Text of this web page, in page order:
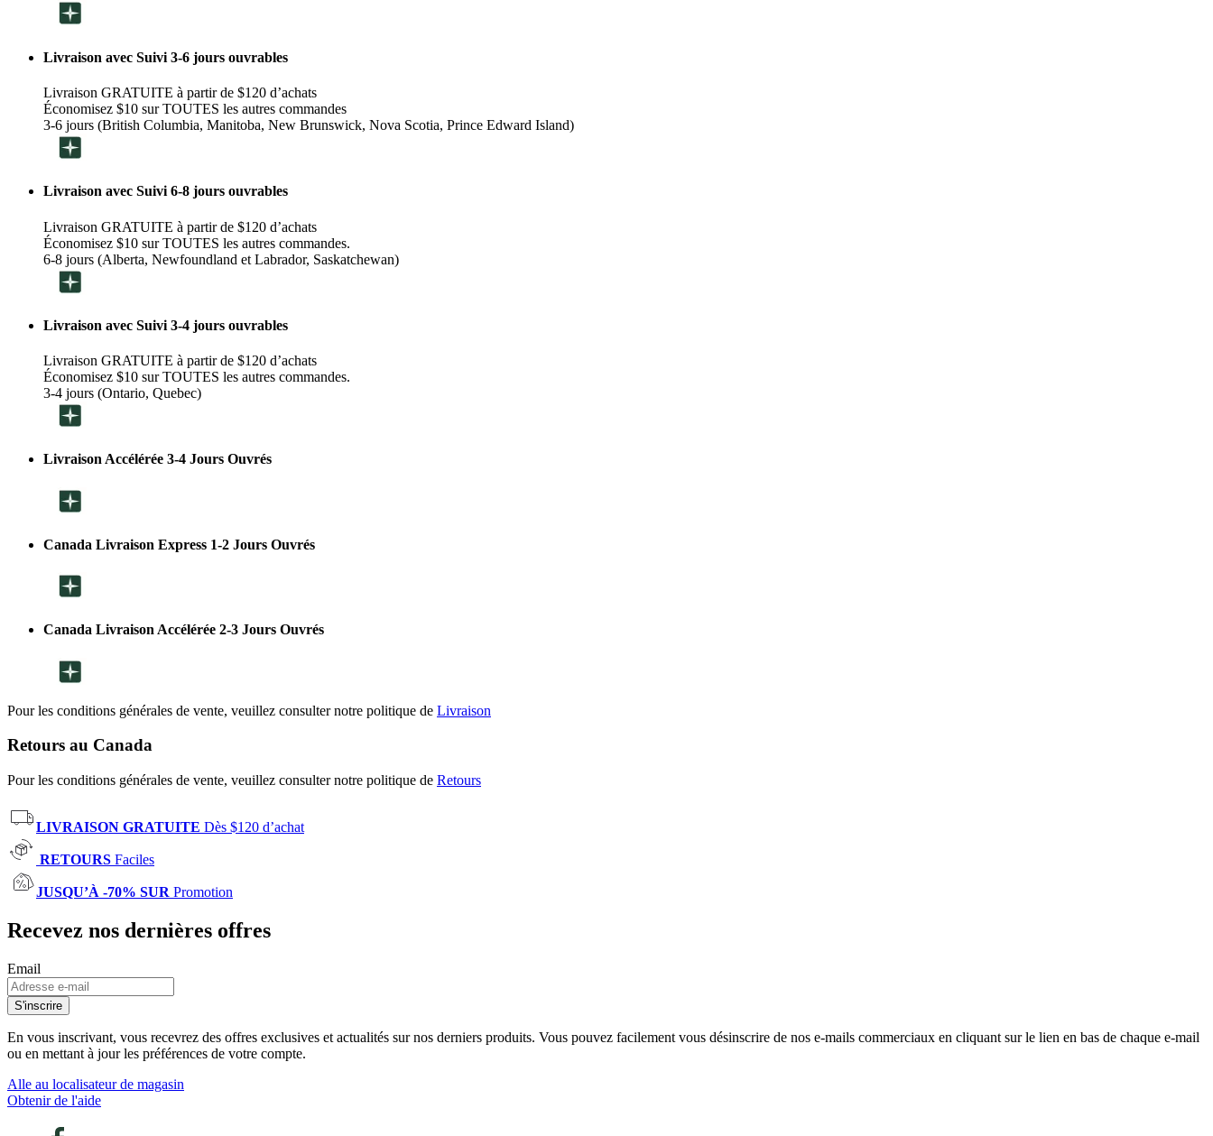
Livraison avec Suivi 3-6 jours ouvrables
Livraison GRATUITE à partir de $120 d’achats
Économisez $10 sur TOUTES les autres commandes
3-6 jours (British Columbia, Manitoba, New Brunswick, Nova Scotia, Prince Edward Island)
Livraison avec Suivi 6-8 jours ouvrables
Livraison GRATUITE à partir de $120 d’achats
Économisez $10 sur TOUTES les autres commandes.
6-8 jours (Alberta, Newfoundland et Labrador, Saskatchewan)
Livraison avec Suivi 3-4 jours ouvrables
Livraison GRATUITE à partir de $120 d’achats
Économisez $10 sur TOUTES les autres commandes.
3-4 jours (Ontario, Quebec)
Livraison Accélérée 3-4 Jours Ouvrés
Canada Livraison Express 1-2 Jours Ouvrés
Canada Livraison Accélérée 2-3 Jours Ouvrés
Pour les conditions générales de vente, veuillez consulter notre politique de Livraison
Retours au Canada
Pour les conditions générales de vente, veuillez consulter notre politique de Retours
LIVRAISON GRATUITE Dès $120 d’achat
RETOURS Faciles
JUSQU’À -70% SUR Promotion
Recevez nos dernières offres
Email
S'inscrire
En vous inscrivant, vous recevrez des offres exclusives et actualités sur nos derniers produits. Vous pouvez facilement vous désinscrire de nos e-mails commerciaux en cliquant sur le lien en bas de chaque e-mail
ou en mettant à jour les préférences de votre compte.
Alle au localisateur de magasin
Obtenir de l'aide